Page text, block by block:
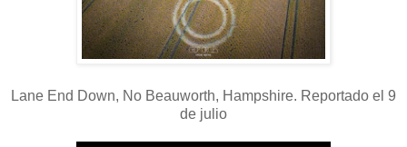
Lane End Down, No Beauworth, Hampshire. Reportado el 9
de julio